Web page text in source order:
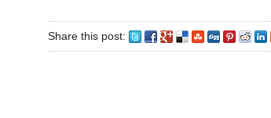
Share this post: